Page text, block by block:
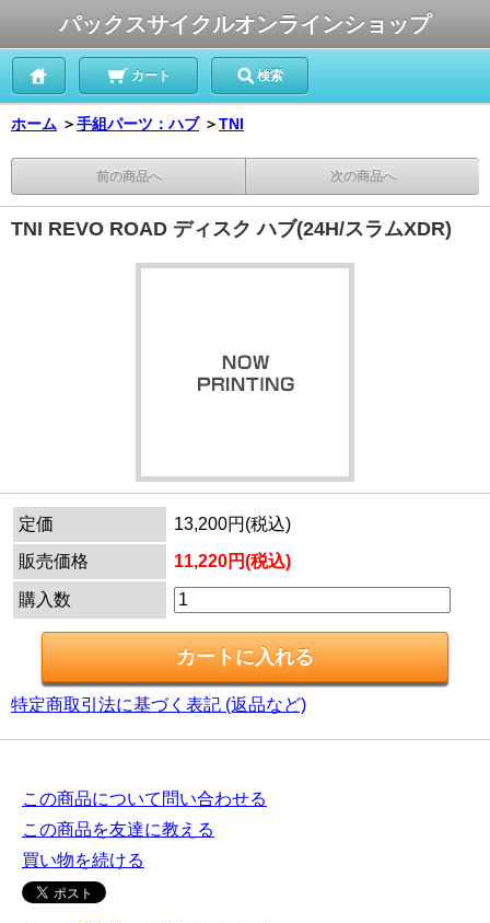
パックスサイクルオンラインショップ
カート 検索
ホーム ＞手組パーツ：ハブ ＞TNI
前の商品へ 次の商品へ
TNI REVO ROAD ディスク ハブ(24H/スラムXDR)
定価
13,200円(税込)
販売価格
11,220円(税込)
購入数
特定商取引法に基づく表記 (返品など)
この商品について問い合わせる
この商品を友達に教える
買い物を続ける